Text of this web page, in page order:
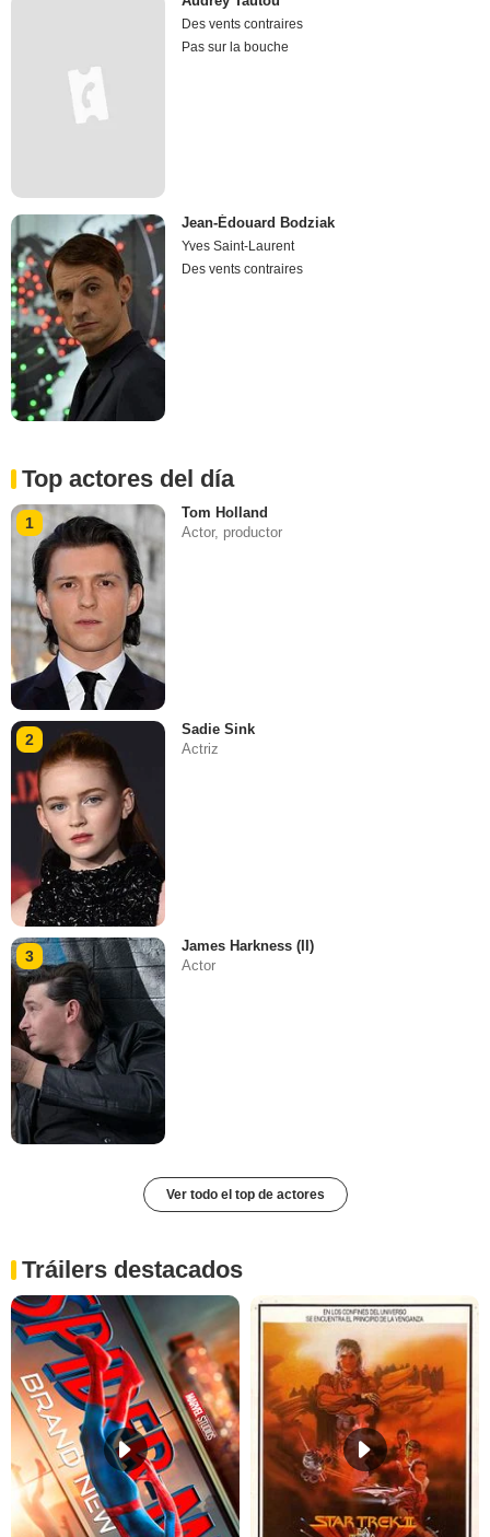
Des vents contraires
Pas sur la bouche
Jean-Édouard Bodziak
Yves Saint-Laurent
Des vents contraires
Top actores del día
1
Tom Holland
Actor, productor
2
Sadie Sink
Actriz
3
James Harkness (II)
Actor
Ver todo el top de actores
Tráilers destacados